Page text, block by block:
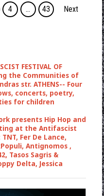
4 … 43 Next
FESTIVAL OF
the Communities of
str. ATHENS-- Four
concerts, poetry,
for children
presents Hip Hop and
at the Antifascist
Fer De Lance,
Antignomos ,
Tasos Sagris &
Delta, Jessica